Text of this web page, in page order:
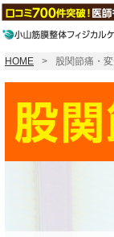
HOME 股関節痛・